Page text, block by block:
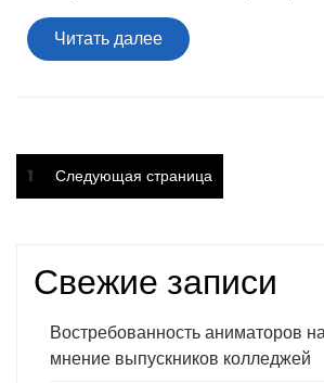
Читать далееЧитать
далее
Пагинация
записей
Страница
1 Следующая страница
Свежие записи
Востребованность аниматоров
мнение выпускников колледжей